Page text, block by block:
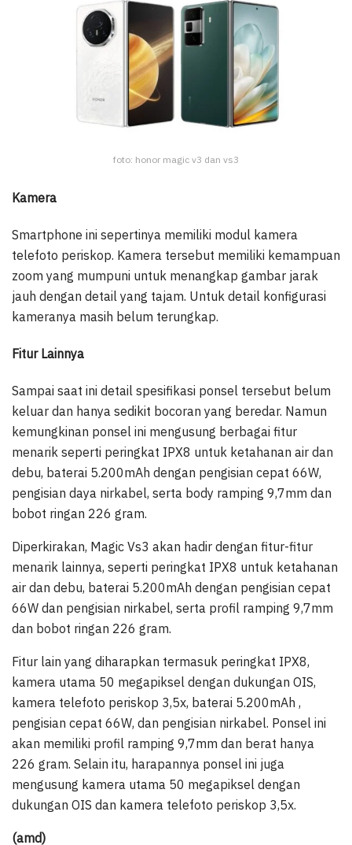
foto: honor magic v3 dan vs3
Kamera
Smartphone ini sepertinya memiliki modul kamera
telefoto periskop. Kamera tersebut memiliki kemampuan
zoom yang mumpuni untuk menangkap gambar jarak
jauh dengan detail yang tajam. Untuk detail konfigurasi
kameranya masih belum terungkap.
Fitur Lainnya
Sampai saat ini detail spesifikasi ponsel tersebut belum
keluar dan hanya sedikit bocoran yang beredar. Namun
kemungkinan ponsel ini mengusung berbagai fitur
menarik seperti peringkat IPX8 untuk ketahanan air dan
debu, baterai 5.200mAh dengan pengisian cepat 66W,
pengisian daya nirkabel, serta body ramping 9,7mm dan
bobot ringan 226 gram.
Diperkirakan, Magic Vs3 akan hadir dengan fitur-fitur
menarik lainnya, seperti peringkat IPX8 untuk ketahanan
air dan debu, baterai 5.200mAh dengan pengisian cepat
66W dan pengisian nirkabel, serta profil ramping 9,7mm
dan bobot ringan 226 gram.
Fitur lain yang diharapkan termasuk peringkat IPX8,
kamera utama 50 megapiksel dengan dukungan OIS,
kamera telefoto periskop 3,5x, baterai 5.200mAh ,
pengisian cepat 66W, dan pengisian nirkabel. Ponsel ini
akan memiliki profil ramping 9,7mm dan berat hanya
226 gram. Selain itu, harapannya ponsel ini juga
mengusung kamera utama 50 megapiksel dengan
dukungan OIS dan kamera telefoto periskop 3,5x.
(amd)